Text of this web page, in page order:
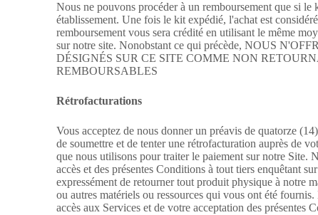
Nous ne pouvons procéder à un remboursement que si
établissement. Une fois le kit expédié, l'achat est
remboursement vous sera crédité en utilisant le même
sur notre site. Nonobstant ce qui précède, NOUS
DÉSIGNÉS SUR CE SITE COMME NON
REMBOURSABLES
Rétrofacturations
Vous acceptez de nous donner un préavis de quatorze
de soumettre et de tenter une rétrofacturation auprès de
que nous utilisons pour traiter le paiement sur notre Site.
accès et des présentes Conditions à tout tiers enquêtant
expressément de retourner tout produit physique à notre
ou autres matériels ou ressources qui vous ont été
accès aux Services et de votre acceptation des présentes